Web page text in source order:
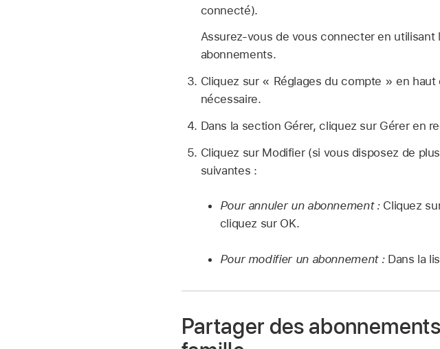
connecté).
Assurez-vous de vous connecter en utilisant
abonnements.
Cliquez sur « Réglages du compte » en
nécessaire.
Dans la section Gérer, cliquez sur Gérer en
Cliquez sur Modifier (si vous disposez de
suivantes :
Pour annuler un abonnement :Cliquez
cliquez sur OK.
Pour modifier un abonnement :Dans la
Partager des